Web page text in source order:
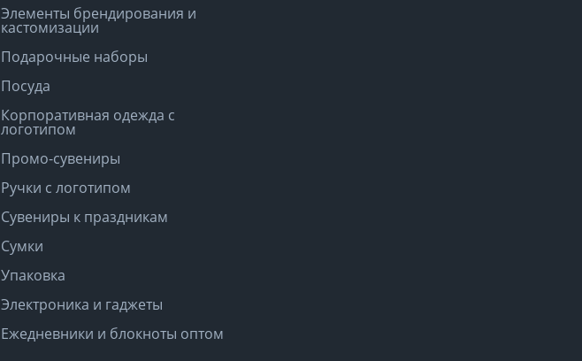
Элементы брендирования и
кастомизации
Подарочные наборы
Посуда
Корпоративная одежда с
логотипом
Промо-сувениры
Ручки с логотипом
Сувениры к праздникам
Сумки
Упаковка
Электроника и гаджеты
Ежедневники и блокноты оптом